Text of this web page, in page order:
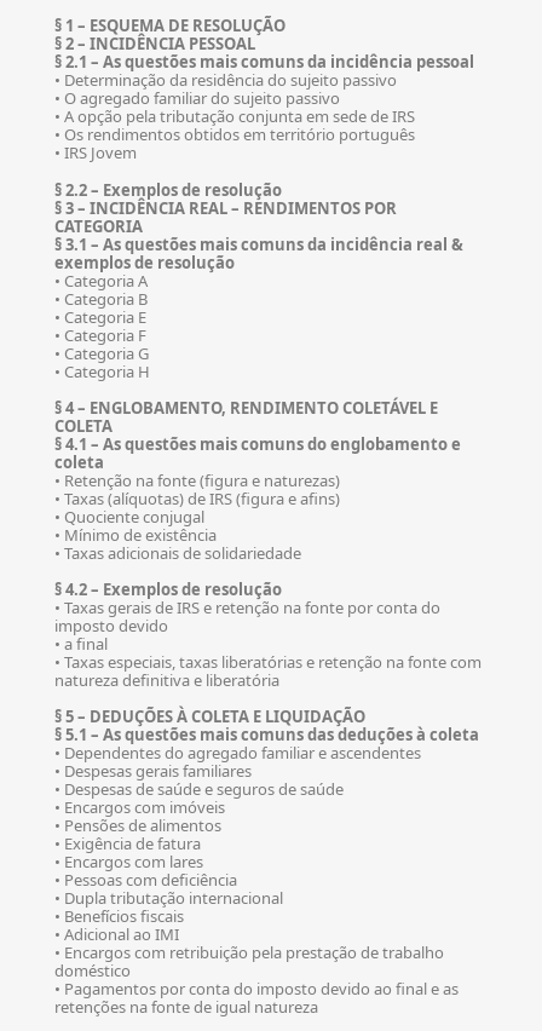
§ 1 – ESQUEMA DE RESOLUÇÃO
§ 2 – INCIDÊNCIA PESSOAL
§ 2.1 – As questões mais comuns da incidência pessoal
• Determinação da residência do sujeito passivo
• O agregado familiar do sujeito passivo
• A opção pela tributação conjunta em sede de IRS
• Os rendimentos obtidos em território português
• IRS Jovem
§ 2.2 – Exemplos de resolução
§ 3 – INCIDÊNCIA REAL – RENDIMENTOS POR
CATEGORIA
§ 3.1 – As questões mais comuns da incidência real &
exemplos de resolução
• Categoria A
• Categoria B
• Categoria E
• Categoria F
• Categoria G
• Categoria H
§ 4 – ENGLOBAMENTO, RENDIMENTO COLETÁVEL E
COLETA
§ 4.1 – As questões mais comuns do englobamento e
coleta
• Retenção na fonte (figura e naturezas)
• Taxas (alíquotas) de IRS (figura e afins)
• Quociente conjugal
• Mínimo de existência
• Taxas adicionais de solidariedade
§ 4.2 – Exemplos de resolução
• Taxas gerais de IRS e retenção na fonte por conta do
imposto devido
• a final
• Taxas especiais, taxas liberatórias e retenção na fonte com
natureza definitiva e liberatória
§ 5 – DEDUÇÕES À COLETA E LIQUIDAÇÃO
§ 5.1 – As questões mais comuns das deduções à coleta
• Dependentes do agregado familiar e ascendentes
• Despesas gerais familiares
• Despesas de saúde e seguros de saúde
• Encargos com imóveis
• Pensões de alimentos
• Exigência de fatura
• Encargos com lares
• Pessoas com deficiência
• Dupla tributação internacional
• Benefícios fiscais
• Adicional ao IMI
• Encargos com retribuição pela prestação de trabalho
doméstico
• Pagamentos por conta do imposto devido ao final e as
retenções na fonte de igual natureza